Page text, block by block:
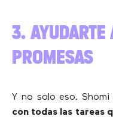
3.
PROMESAS
Y no solo eso. Shomi
con todas las tareas